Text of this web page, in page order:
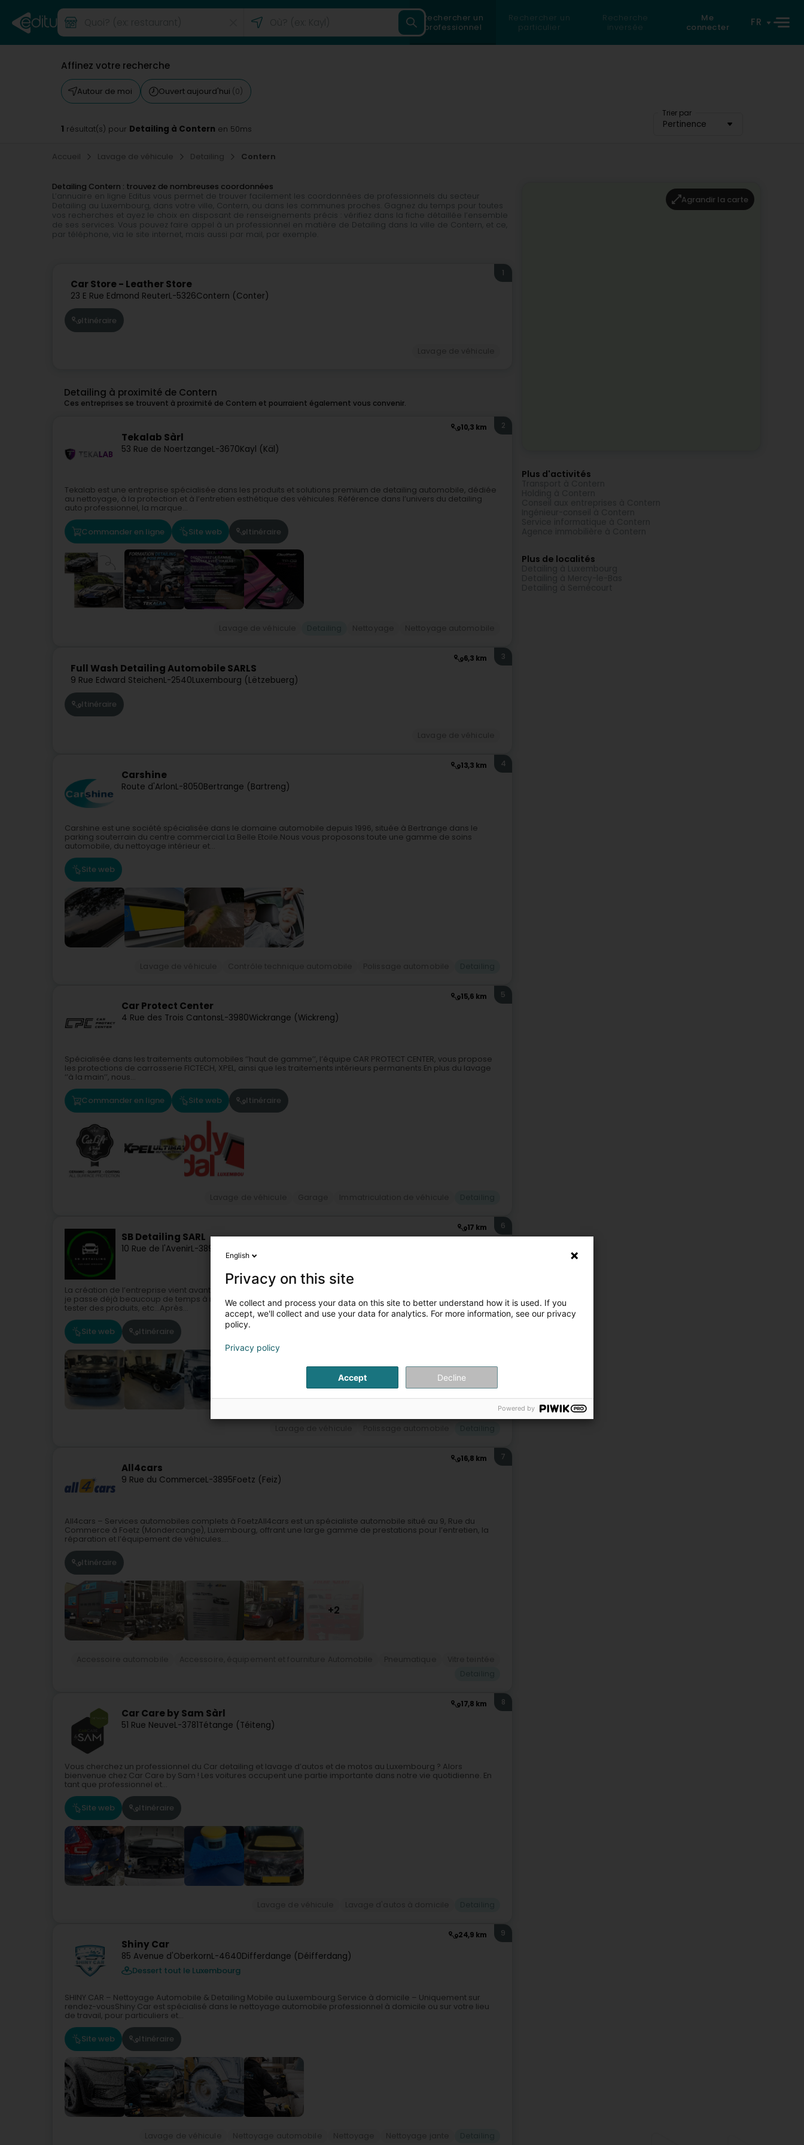
Rechercher un
professionnel
Rechercher un
particulier
Recherche
inversée
Me
connecter
FR
Affinez votre recherche
Autour de moi Ouvert aujourd'hui (0)
Trier par
Pertinence
1 résultat(s) pour Detailing à Contern en 50ms
Accueil Lavage de véhicule Detailing Contern
Detailing Contern : trouvez de nombreuses coordonnées
L’annuaire en ligne Editus vous permet de trouver facilement les coordonnées de professionnels du secteur
Detailing au Luxembourg, dans votre ville, Contern, ou dans les communes proches. Gagnez du temps pour toutes
vos recherches et ayez le choix en disposant de renseignements précis : vérifiez dans la fiche détaillée l’ensemble
de ses services. Vous pouvez faire appel à un professionnel en matière de Detailing dans la ville de Contern, et ce,
par téléphone, via le site internet, mais aussi par mail, par exemple.
Car Store - Leather Store
23 E Rue Edmond ReuterL-5326Contern (Conter)
1
Itinéraire
Detailing à proximité de Contern
Ces entreprises se trouvent à proximité de Contern et pourraient également vous convenir.
10,3 km
Tekalab Sàrl
53 Rue de NoertzangeL-3670Kayl (Käl)
2
Tekalab est une entreprise spécialisée dans les produits et solutions premium de detailing automobile, dédiée
au nettoyage, à la protection et à l’entretien esthétique des véhicules. Référence dans l’univers du detailing
auto professionnel, la marque...
Commander en ligne Site web Itinéraire
6,3 km
Full Wash Detailing Automobile SARLS
9 Rue Edward SteichenL-2540Luxembourg (Lëtzebuerg)
3
Itinéraire
13,3 km
Carshine
Route d'ArlonL-8050Bertrange (Bartreng)
4
Carshine est une société spécialisée dans le domaine automobile depuis 1996, située à Bertrange dans le
parking souterrain du centre commercial La Belle Etoile.Nous vous proposons toute une gamme de soins
automobile, du nettoyage intérieur et...
Site web
15,6 km
Car Protect Center
4 Rue des Trois CantonsL-3980Wickrange (Wickreng)
5
Spécialisée dans les traitements automobiles ‘’haut de gamme’’, l’équipe CAR PROTECT CENTER, vous propose
les protections de carrosserie FICTECH, XPEL, ainsi que les traitements intérieurs permanents.En plus du lavage
‘’à la main’’, nous...
Commander en ligne Site web Itinéraire
17 km
SB Detailing SARL
10 Rue de l'AvenirL-3895
6
La création de l’entreprise vient avant tout d’une passion pour le detailing née il y a plusieurs années.Dès 15 ans,
je passe déjà beaucoup de temps à nettoyer mon scooter, puis mes voitures.Beaucoup d’heures passé à
tester des produits, etc…Après...
Site web Itinéraire
+5
Polissage automobile
16,8 km
All4cars
9 Rue du CommerceL-3895Foetz (Feiz)
7
All4cars – Services automobiles complets à FoetzAll4cars est un spécialiste automobile situé au 9, Rue du
Commerce à Foetz (Mondercange), Luxembourg, offrant une large gamme de prestations pour l’entretien, la
réparation et l’équipement de véhicules....
Itinéraire
+2
17,8 km
Car Care by Sam Sàrl
51 Rue NeuveL-3781Tétange (Téiteng)
8
Vous cherchez un professionnel du Car detailing et lavage d’autos et de motos au Luxembourg ? Alors
bienvenue chez Car Care by Sam ! Les voitures occupent une partie importante dans notre vie quotidienne. En
tant que professionnel et...
Site web Itinéraire
24,9 km
Shiny Car
85 Avenue d'OberkornL-4640Differdange (Déifferdang)
Dessert tout le Luxembourg
9
SHINY CAR – Nettoyage Automobile & Detailing Mobile au Luxembourg Service à domicile – Uniquement sur
rendez-vousShiny Car est spécialisé dans le nettoyage automobile professionnel à domicile ou sur votre lieu
de travail, pour particuliers et...
Site web Itinéraire
Agrandir la carte
Plus d'activités
Plus de localités
English
Privacy on this site
We collect and process your data on this site to better understand how it is used. If you
accept, we'll collect and use your data for analytics. For more information, see our privacy
policy.
Privacy policy
Accept Decline
Powered by